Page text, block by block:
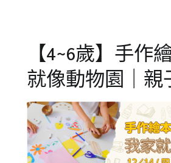
【4~6歲】手作
就像動物園｜親